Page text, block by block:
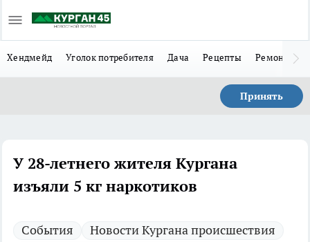
Хендмейд Уголок потребителя Дача Рецепты Ремонт
Принять
У 28-летнего жителя Кургана
изъяли 5 кг наркотиков
Cобытия
Новости Кургана происшествия